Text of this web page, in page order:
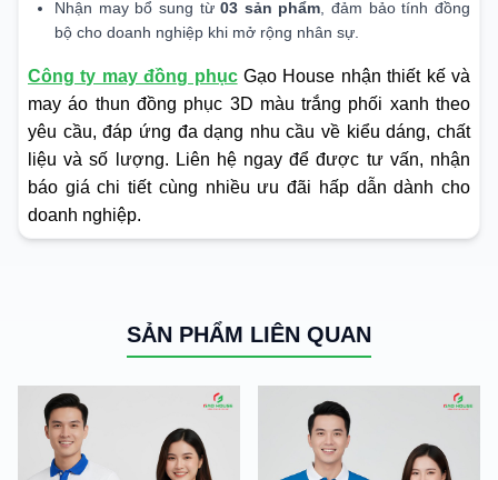
Nhận may bổ sung từ03 sản phẩm , đảm bảo tính đồng
bộ cho doanh nghiệp khi mở rộng nhân sự.
Công ty may đồng phụcGạo House nhận thiết kế và
may áo thun đồng phục 3D màu trắng phối xanh theo
yêu cầu, đáp ứng đa dạng nhu cầu về kiểu dáng, chất
liệu và số lượng. Liên hệ ngay để được tư vấn, nhận
báo giá chi tiết cùng nhiều ưu đãi hấp dẫn dành cho
doanh nghiệp.
SẢN PHẨM LIÊN QUAN